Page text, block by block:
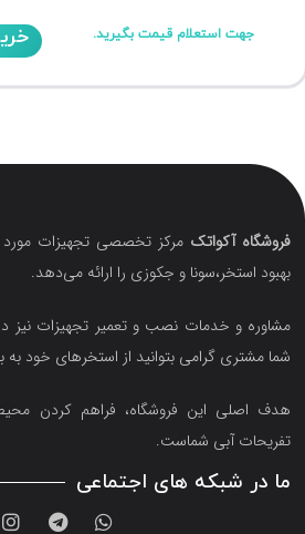
جهت استعلام قیمت بگیرید.
فروشگاه آکواتک مرکز تخصصی تجهیزات مورد
بهبود استخر،سونا و جکوزی را ارائه می‌دهد.
مشاوره و خدمات نصب و تعمیر تجهیزات نیز در
شما مشتری گرامی بتوانید از استخرهای خود به
هدف اصلی این فروشگاه‌، فراهم کردن
تفریحات آبی شماست.
ما در شبکه های اجتماعی